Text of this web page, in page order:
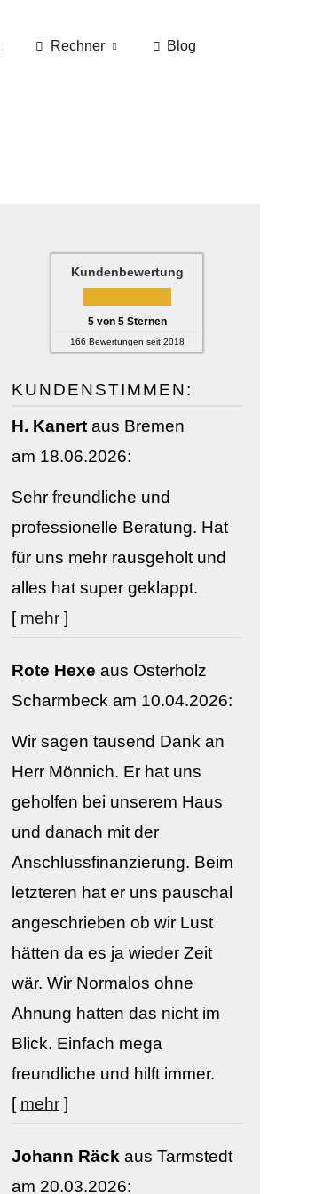
Rechner Blog
Kundenbewertung
5von 5Sternen
166 Bewertungen seit 2018
KUNDENSTIMMEN:
H. Kanert aus Bremen
am 18.06.2026:
Sehr freundliche und
professionelle Beratung. Hat
für uns mehr rausgeholt und
alles hat super geklappt.
[ mehr ]
Rote Hexe aus Osterholz
Scharmbeck am 10.04.2026:
Wir sagen tausend Dank an
Herr Mönnich. Er hat uns
geholfen bei unserem Haus
und danach mit der
Anschlussfinanzierung. Beim
letzteren hat er uns pauschal
angeschrieben ob wir Lust
hätten da es ja wieder Zeit
wär. Wir Normalos ohne
Ahnung hatten das nicht im
Blick. Einfach mega
freundliche und hilft immer.
[ mehr ]
Johann Räck aus Tarmstedt
am 20.03.2026: